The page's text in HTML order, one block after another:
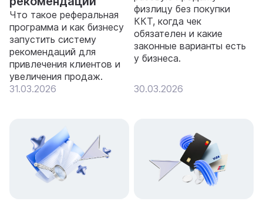
Что такое реферальная
программа и как бизнесу
запустить систему
рекомендаций для
привлечения клиентов и
увеличения продаж.
31.03.2026
физлицу без покупки
ККТ, когда чек
обязателен и какие
законные варианты есть
у бизнеса.
30.03.2026